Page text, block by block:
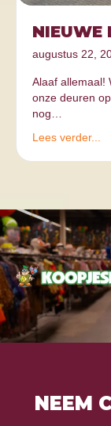
NIEUWE
augustus 22,
Alaaf allemaal!
onze deuren
nog…
Lees verder...
NEEM